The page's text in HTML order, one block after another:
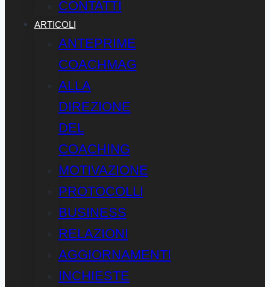
CONTATTI
ARTICOLI
ANTEPRIME
COACHMAG
ALLA
DIREZIONE
DEL
COACHING
MOTIVAZIONE
PROTOCOLLI
BUSINESS
RELAZIONI
AGGIORNAMENTI
INCHIESTE